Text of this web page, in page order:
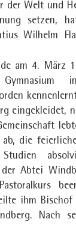
der Welt und
setzen,
Wilhelm
am 4. März
eingekleidet,
die
Studien
Abtei
ihm
Nach